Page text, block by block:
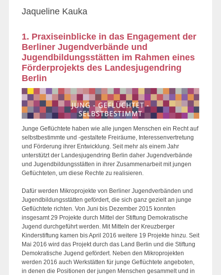
Jaqueline Kauka
1. Praxiseinblicke in das Engagement der
Berliner Jugendverbände und
Jugendbildungsstätten im Rahmen eines
Förderprojekts des Landesjugendring
Berlin
Junge Geflüchtete haben wie alle jungen Menschen ein Recht auf
selbstbestimmte und -gestaltete Freiräume, Interessenvertretung
und Förderung ihrer Entwicklung. Seit mehr als einem Jahr
unterstützt der Landesjugendring Berlin daher Jugendverbände
und Jugendbildungsstätten in ihrer Zusammenarbeit mit jungen
Geflüchteten, um diese Rechte zu realisieren.
Dafür werden Mikroprojekte von Berliner Jugendverbänden und
Jugendbildungsstätten gefördert, die sich ganz gezielt an junge
Geflüchtete richten. Von Juni bis Dezember 2015 konnten
insgesamt 29 Projekte durch Mittel der Stiftung Demokratische
Jugend durchgeführt werden. Mit Mitteln der Kreuzberger
Kinderstiftung kamen bis April 2016 weitere 19 Projekte hinzu. Seit
Mai 2016 wird das Projekt durch das Land Berlin und die Stiftung
Demokratische Jugend gefördert. Neben den Mikroprojekten
werden 2016 auch Werkstätten für junge Geflüchtete angeboten,
in denen die Positionen der jungen Menschen gesammelt und in